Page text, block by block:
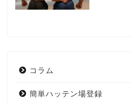
コラム
簡単ハッテン場登録